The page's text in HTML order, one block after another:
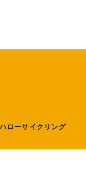
ハローサイクリング